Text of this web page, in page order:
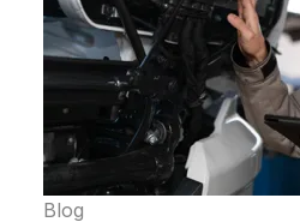
Blog